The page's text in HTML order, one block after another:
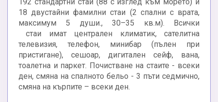
192 стандартни стаи (88 с изглед към морето) и
18 двустайни фамилни стаи (2 спални с врата,
максимум 5 души., 30–35 кв.м). Всички
стаи имат централен климатик, сателитна
телевизия, телефон, минибар (пълен при
пристигане), сешоар, дигитален сейф, вана,
тоалетна и паркет. Почистване на стаите - всеки
ден, смяна на спалното бельо - 3 пъти седмично,
смяна на кърпите – всеки ден.